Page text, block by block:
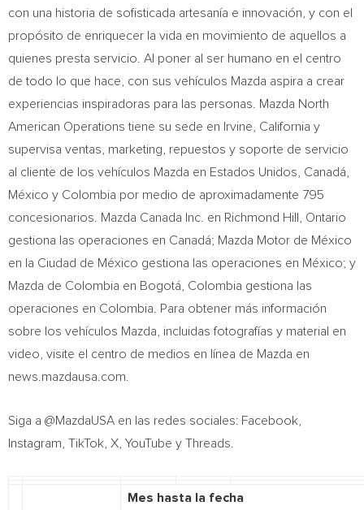
con una historia de sofisticada artesanía e innovación, y con el
propósito de enriquecer la vida en movimiento de aquellos a
quienes presta servicio. Al poner al ser humano en el centro
de todo lo que hace, con sus vehículos Mazda aspira a crear
experiencias inspiradoras para las personas. Mazda North
American Operations tiene su sede en Irvine, California y
supervisa ventas, marketing, repuestos y soporte de servicio
al cliente de los vehículos Mazda en Estados Unidos, Canadá,
México y Colombia por medio de aproximadamente 795
concesionarios. Mazda Canada Inc. en Richmond Hill, Ontario
gestiona las operaciones en Canadá; Mazda Motor de México
en la Ciudad de México gestiona las operaciones en México; y
Mazda de Colombia en Bogotá, Colombia gestiona las
operaciones en Colombia . Para obtener más información
sobre los vehículos Mazda, incluidas fotografías y material en
video, visite el centro de medios en línea de Mazda en
news.mazdausa.com.
Siga a @MazdaUSA en las redes sociales: Facebook,
Instagram, TikTok, X, YouTube y Threads.
Mes hasta la fecha